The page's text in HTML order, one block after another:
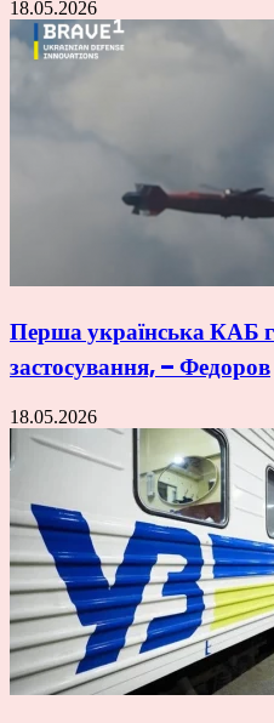
18.05.2026
Перша українська КАБ
застосування, – Федоров
18.05.2026